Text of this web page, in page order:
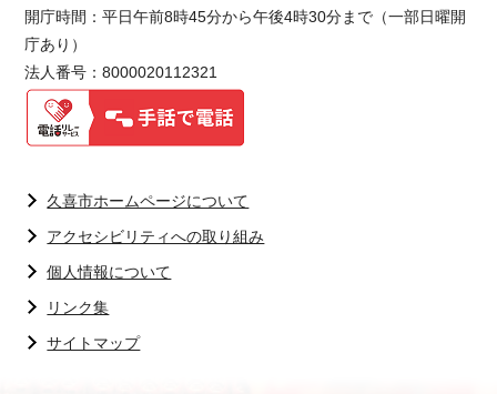
開庁時間：平日午前8時45分から午後4時30分まで（一部日曜開
庁あり）
法人番号：8000020112321
久喜市ホームページについて
アクセシビリティへの取り組み
個人情報について
リンク集
サイトマップ